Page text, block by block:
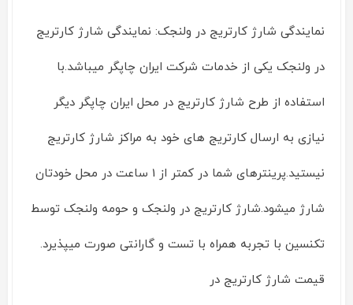
نمایندگی شارژ کارتریج در ولنجک: نمایندگی شارژ کارتریج
در ولنجک یکی از خدمات شرکت ایران چاپگر میباشد.با
استفاده از طرح شارژ کارتریج در محل ایران چاپگر دیگر
نیازی به ارسال کارتریج های خود به مراکز شارژ کارتریج
نیستید.پرینترهای شما در کمتر از 1 ساعت در محل خودتان
شارژ میشود.شارژ کارتریج در ولنجک و حومه ولنجک توسط
تکنسین با تجربه همراه با تست و گارانتی صورت میپذیرد.
قیمت شارژ کارتریج در